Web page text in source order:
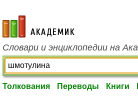
academic.ru
Словари и энциклопедии на
Толкования Переводы Книги